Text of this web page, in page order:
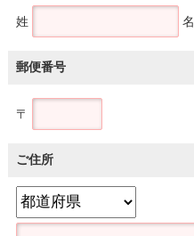
姓 名
郵便番号
〒
ご住所